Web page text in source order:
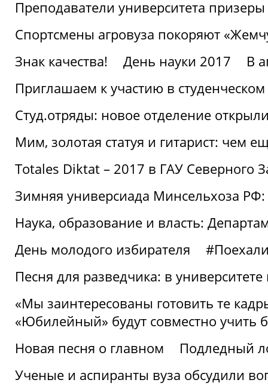
Преподаватели университета
Спортсмены агровуза покоряют
Знак качества!
День науки 2017
В
Приглашаем к участию в
Студ.отряды: новое отделение
Мим, золотая статуя и гитарист: чем
Totales Diktat – 2017 в ГАУ Северного
Зимняя универсиада Минсельхоза
Наука, образование и власть:
День молодого избирателя
Песня для разведчика: в
«Мы заинтересованы готовить те
«Юбилейный» будут совместно учить
Новая песня о главном
Подледный
Ученые и аспиранты вуза обсудили